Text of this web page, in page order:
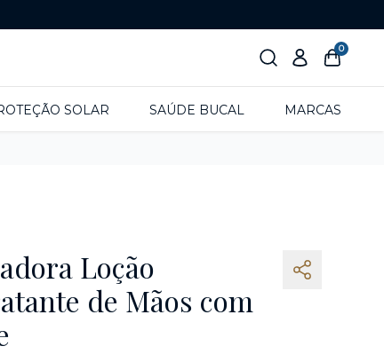
0
SOLAR SAÚDE BUCAL MARCAS
Loção
de Mãos com